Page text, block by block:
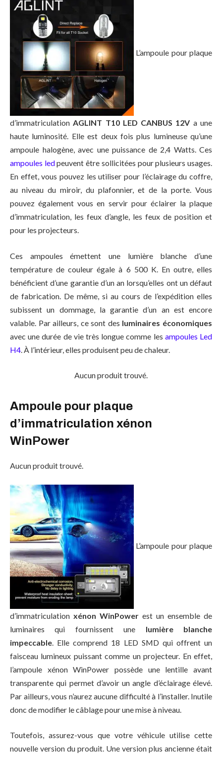
L’ampoule pour plaque
d’immatriculationAGLINT T10 LED CANBUS 12V a une
haute luminosité. Elle est deux fois plus lumineuse qu’une
ampoule halogène, avec une puissance de 2,4 Watts. Ces
ampoules ledpeuvent être sollicitées pour plusieurs usages.
En effet, vous pouvez les utiliser pour l’éclairage du coffre,
au niveau du miroir, du plafonnier, et de la porte. Vous
pouvez également vous en servir pour éclairer la plaque
d’immatriculation, les feux d’angle, les feux de position et
pour les projecteurs.
Ces ampoules émettent une lumière blanche d’une
température de couleur égale à 6 500 K. En outre, elles
bénéficient d’une garantie d’un an lorsqu’elles ont un défaut
de fabrication. De même, si au cours de l’expédition elles
subissent un dommage, la garantie d’un an est encore
valable. Par ailleurs, ce sont des luminaires économiques
avec une durée de vie très longue comme les ampoules Led
H4 . À l’intérieur, elles produisent peu de chaleur.
Aucun produit trouvé.
Ampoule pour plaque
d’immatriculation xénon
WinPower
Aucun produit trouvé.
L’ampoule pour plaque
d’immatriculation xénon WinPower est un ensemble de
luminaires qui fournissent une lumière blanche
impeccable. Elle comprend 18 LED SMD qui offrent un
faisceau lumineux puissant comme un projecteur. En effet,
l’ampoule xénon WinPower possède une lentille avant
transparente qui permet d’avoir un angle d’éclairage élevé.
Par ailleurs, vous n’aurez aucune difficulté à l’installer. Inutile
donc de modifier le câblage pour une mise à niveau.
Toutefois, assurez-vous que votre véhicule utilise cette
nouvelle version du produit. Une version plus ancienne était